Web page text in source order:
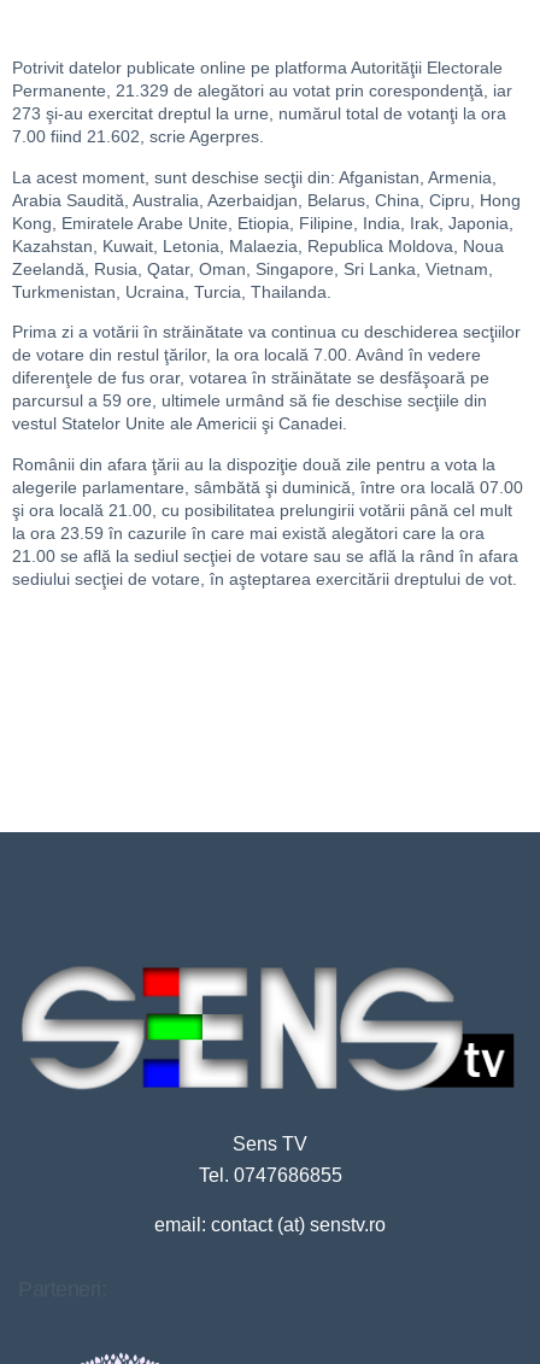
Potrivit datelor publicate online pe platforma Autorităţii Electorale
Permanente, 21.329 de alegători au votat prin corespondenţă, iar
273 şi-au exercitat dreptul la urne, numărul total de votanţi la ora
7.00 fiind 21.602, scrie Agerpres.
La acest moment, sunt deschise secţii din: Afganistan, Armenia,
Arabia Saudită, Australia, Azerbaidjan, Belarus, China, Cipru, Hong
Kong, Emiratele Arabe Unite, Etiopia, Filipine, India, Irak, Japonia,
Kazahstan, Kuwait, Letonia, Malaezia, Republica Moldova, Noua
Zeelandă, Rusia, Qatar, Oman, Singapore, Sri Lanka, Vietnam,
Turkmenistan, Ucraina, Turcia, Thailanda.
Prima zi a votării în străinătate va continua cu deschiderea secţiilor
de votare din restul ţărilor, la ora locală 7.00. Având în vedere
diferenţele de fus orar, votarea în străinătate se desfăşoară pe
parcursul a 59 ore, ultimele urmând să fie deschise secţiile din
vestul Statelor Unite ale Americii şi Canadei.
Românii din afara ţării au la dispoziţie două zile pentru a vota la
alegerile parlamentare, sâmbătă şi duminică, între ora locală 07.00
şi ora locală 21.00, cu posibilitatea prelungirii votării până cel mult
la ora 23.59 în cazurile în care mai există alegători care la ora
21.00 se află la sediul secţiei de votare sau se află la rând în afara
sediului secţiei de votare, în aşteptarea exercitării dreptului de vot.
Sens TV
Tel. 0747686855
email: contact (at) senstv.ro